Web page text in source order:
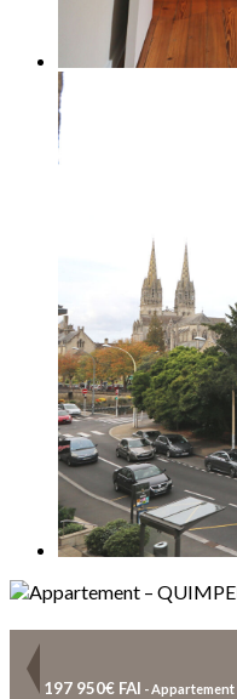
197 950€ FAI - Appartement